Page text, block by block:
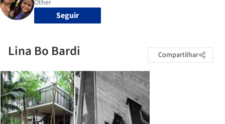
Seguir
Lina Bo Bardi Compartilhar